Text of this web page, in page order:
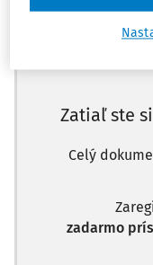
Zatiaľ ste
Celý
zadarmo